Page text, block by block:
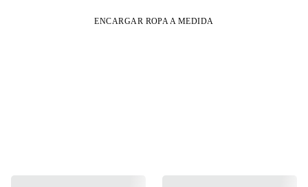
ENCARGAR ROPA A MEDIDA